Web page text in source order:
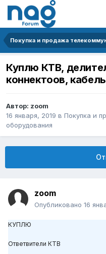
Куплю КТВ,
коннектоов,
Автор: zoom
16 января, 2019 в Покупка и
оборудования
zoom
Опубликовано 16
КУПЛЮ
Ответвители КТВ